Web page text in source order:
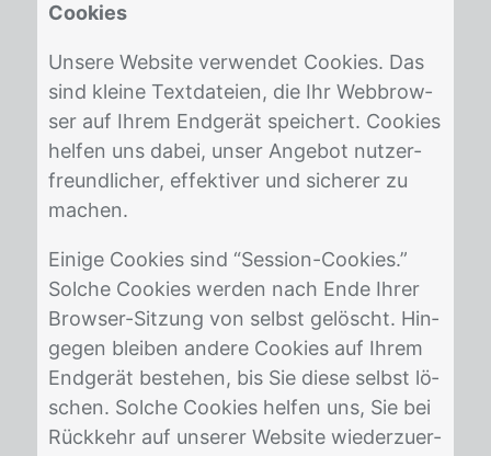
Cookies
Un­se­re Web­site ver­wen­det Coo­kies. Das
sind klei­ne Text­da­tei­en, die Ihr Web­brow­
ser auf Ih­rem End­ge­rät spei­chert. Coo­kies
hel­fen uns da­bei, un­ser An­ge­bot nut­zer­
freund­li­cher, ef­fek­ti­ver und si­che­rer zu
ma­chen.
Ei­ni­ge Coo­kies sind “Ses­si­on-Coo­kies.”
Sol­che Coo­kies wer­den nach Ende Ih­rer
Brow­ser-Sit­zung von selbst ge­löscht. Hin­
ge­gen blei­ben an­de­re Coo­kies auf Ih­rem
End­ge­rät be­ste­hen, bis Sie die­se selbst lö­
schen. Sol­che Coo­kies hel­fen uns, Sie bei
Rück­kehr auf un­se­rer Web­site wie­der­zu­er­